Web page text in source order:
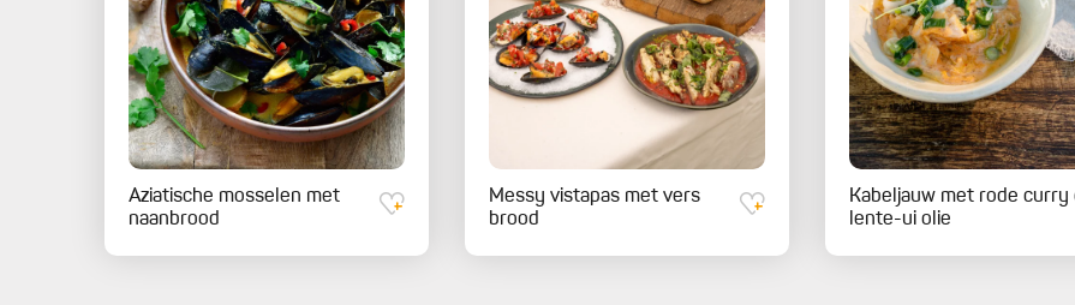
Aziatische mosselen met
naanbrood
Messy vistapas met vers
brood
Kabeljauw met rode curry
lente-ui olie